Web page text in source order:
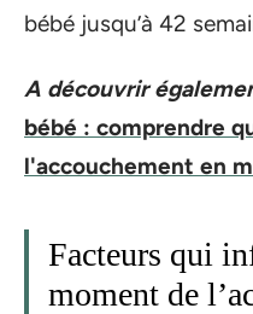
bébé jusqu’à 42
A découvrir
bébé : comprendre
l'accouchement en
Facteurs qui
moment de